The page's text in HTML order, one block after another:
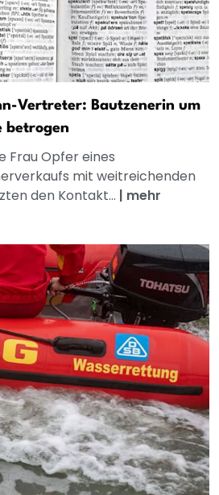
Vertreter: Bautzenerin um
betrogen
Frau Opfer eines
mit weitreichenden
den Kontakt... | mehr